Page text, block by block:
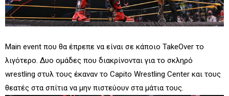
Main event που θα έπρεπε να είναι σε κάποιο TakeOver το
λιγότερο. Δυο ομάδες που διακρίνονται για το σκληρό
wrestling στυλ τους έκαναν το Capito Wrestling Center και τους
θεατές στα σπίτια να μην πιστεύουν στα μάτια τους.